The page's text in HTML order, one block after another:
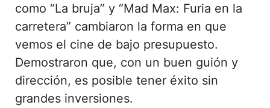
como “La bruja” y “Mad Max: Furia en la
carretera” cambiaron la forma en que
vemos el cine de bajo presupuesto.
Demostraron que, con un buen guión y
dirección, es posible tener éxito sin
grandes inversiones.